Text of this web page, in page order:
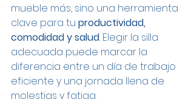
mueble más, sino una herramienta
clave para tu productividad,
comodidad y salud. Elegir la silla
adecuada puede marcar la
diferencia entre un día de trabajo
eficiente y una jornada llena de
molestias y fatiga.